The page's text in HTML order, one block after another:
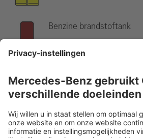
Benzine brandstoftank
hulpdiensten.